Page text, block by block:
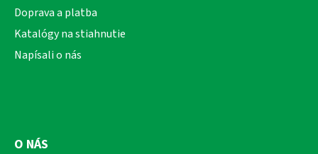
Doprava a platba
Katalógy na stiahnutie
Napísali o nás
O NÁS